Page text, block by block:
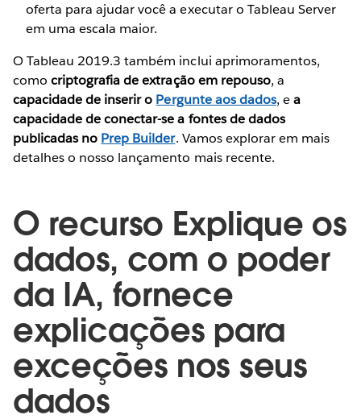
oferta para ajudar você a executar o Tableau Server
em uma escala maior.
O Tableau 2019.3 também inclui aprimoramentos,
comocriptografia de extração em repouso, a
capacidade de inserir o Pergunte aos dados, ea
capacidade de conectar-se a fontes de dados
publicadas no Prep Builder. Vamos explorar em mais
detalhes o nosso lançamento mais recente.
O recurso Explique os
dados, com o poder
da IA, fornece
explicações para
exceções nos seus
dados